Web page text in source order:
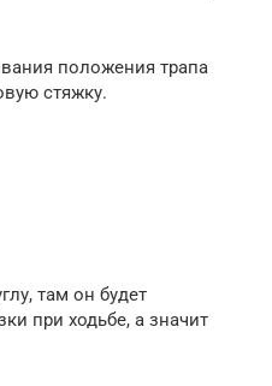
положения трапа
стяжку.
там он будет
при ходьбе, а значит